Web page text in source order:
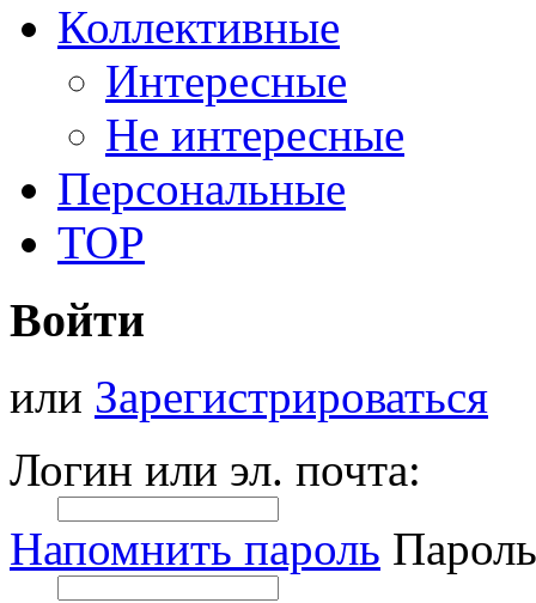
Коллективные
Интересные
Не интересные
Персональные
TOP
Войти
или Зарегистрироваться
Логин или эл. почта:
Напомнить пароль